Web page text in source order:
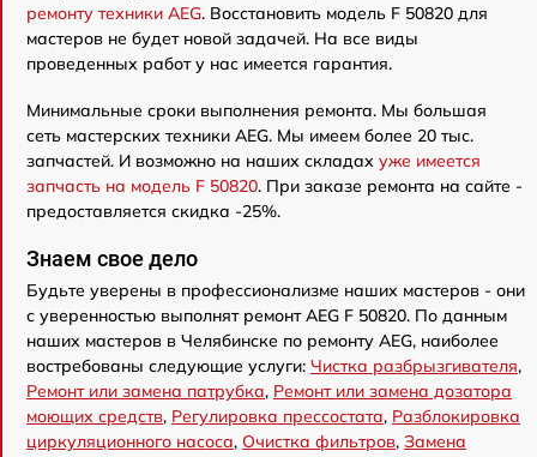
ремонту техники AEG. Восстановить модель F 50820 для
мастеров не будет новой задачей. На все виды
проведенных работ у нас имеется гарантия.
Минимальные сроки выполнения ремонта. Мы большая
сеть мастерских техники AEG. Мы имеем более 20 тыс.
запчастей. И возможно на наших складах уже имеется
запчасть на модель F 50820. При заказе ремонта на сайте -
предоставляется скидка -25%.
Знаем свое дело
Будьте уверены в профессионализме наших мастеров - они
с уверенностью выполнят ремонт AEG F 50820. По данным
наших мастеров в Челябинске по ремонту AEG, наиболее
востребованы следующие услуги: Чистка разбрызгивателя,
Ремонт или замена патрубка, Ремонт или замена дозатора
моющих средств, Регулировка прессостата, Разблокировка
циркуляционного насоса, Очистка фильтров, Замена